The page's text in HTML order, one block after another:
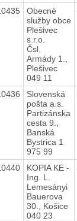
Obecné
služby obce
Plešivec
s.r.o.
Čsl.
Armády 1.,
Plešivec
049 11
Slovenská
pošta a.s.
Partizánska
cesta 9.,
Banská
Bystrica 1
975 99
KOPIA KE -
Ing. L.
Lemesányi
Bauerova
30., Košice
040 23